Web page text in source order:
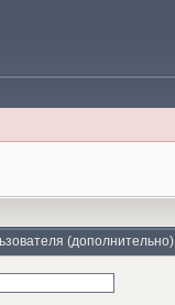
(дополнительно)